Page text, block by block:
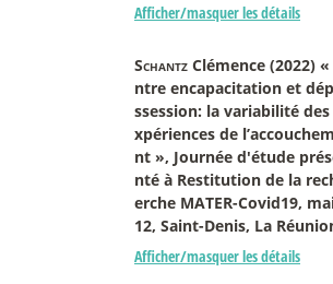
Afficher/masquer les détails
Schantz Clémence (2022) «
ntre encapacitation et
ssession: la variabilité des
xpériences de
nt », Journée d'étude
nté à Restitution de la
erche MATER-Covid19,
12, Saint-Denis, La
Afficher/masquer les détails